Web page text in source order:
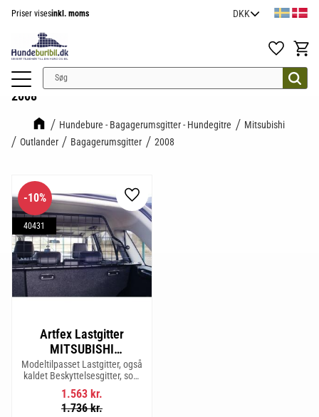
Priser visesinkl. moms
Favoritter
2008
Hundebure - Bagagerumsgitter - Hundegitre
Mitsubishi
Outlander
Bagagerumsgitter 2008
Artfex Lastgitter
MITSUBISHI
OUTLANDER, 2.
generation 2007-2012,
PEUGEOT 4007 &
CITROËN C-CROSSER
Modeltilpasset Lastgitter, også
kaldet Beskyttelsesgitter, som
passer til: MITSUBISHI
OUTLANDER, 2. generation
2007-2012, PEUGEOT 4007 &
1.563 kr.
1.736kr.
10%
40431
Gem som favorit